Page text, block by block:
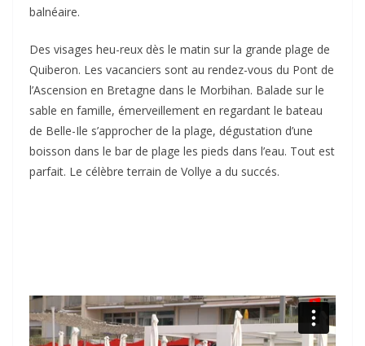
balnéaire.
Des visages heu-reux dès le matin sur la grande plage de
Quiberon. Les vacanciers sont au rendez-vous du Pont de
l’Ascension en Bretagne dans le Morbihan. Balade sur le
sable en famille, émerveillement en regardant le bateau
de Belle-Ile s’approcher de la plage, dégustation d’une
boisson dans le bar de plage les pieds dans l’eau. Tout est
parfait. Le célèbre terrain de Vollye a du succés.